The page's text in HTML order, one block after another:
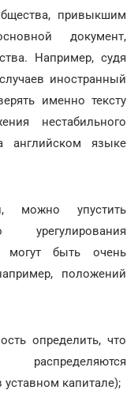
привыкшим
документ,
Например, судя
иностранный
именно тексту
нестабильного
английском языке
можно упустить
урегулирования
могут быть очень
положений
определить, что
капитале);